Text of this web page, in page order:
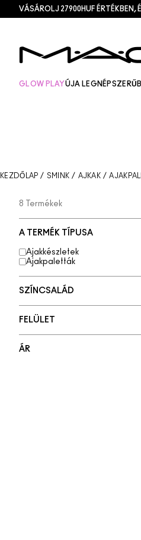
VÁSÁROLJ 27900HUF ÉRTÉKBEN,
GLOW PLAYÚJA
KEZDŐLAP / SMINK / AJKAK /
8 Termékek
A TERMÉK TÍPUSA
Ajakkészletek
Ajakpaletták
SZÍNCSALÁD
FELÜLET
ÁR